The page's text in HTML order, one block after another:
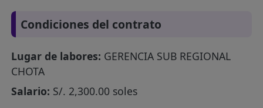
Condiciones del contrato
Lugar de labores: GERENCIA SUB REGIONAL
CHOTA
Salario: S/. 2,300.00 soles